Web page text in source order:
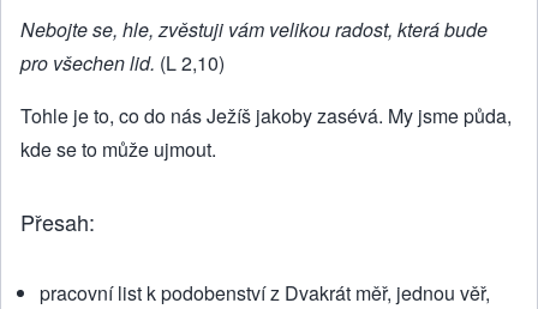
Nebojte se, hle, zvěstuji vám velikou radost, která bude
pro všechen lid. (L 2,10)
Tohle je to, co do nás Ježíš jakoby zasévá. My jsme půda,
kde se to může ujmout.
Přesah:
pracovní list k podobenství z Dvakrát měř, jednou věř,